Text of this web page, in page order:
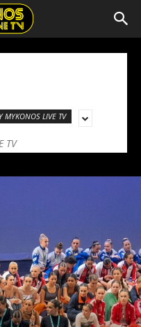
MYKONOS LIVE TV
TV